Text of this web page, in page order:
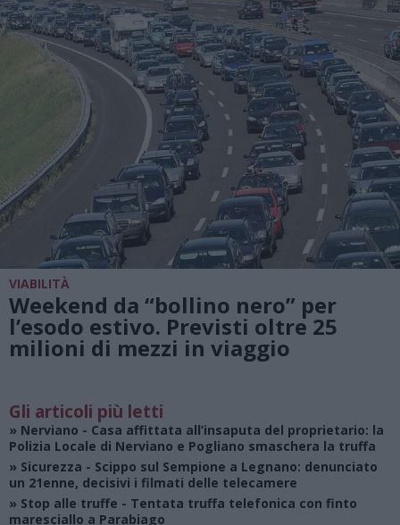
VIABILITÀ
Weekend da “bollino nero” per
l’esodo estivo. Previsti oltre 25
milioni di mezzi in viaggio
Gli articoli più letti
» Nerviano - Casa affittata all’insaputa del proprietario: la
Polizia Locale di Nerviano e Pogliano smaschera la truffa
» Sicurezza - Scippo sul Sempione a Legnano: denunciato
un 21enne, decisivi i filmati delle telecamere
» Stop alle truffe - Tentata truffa telefonica con finto
maresciallo a Parabiago